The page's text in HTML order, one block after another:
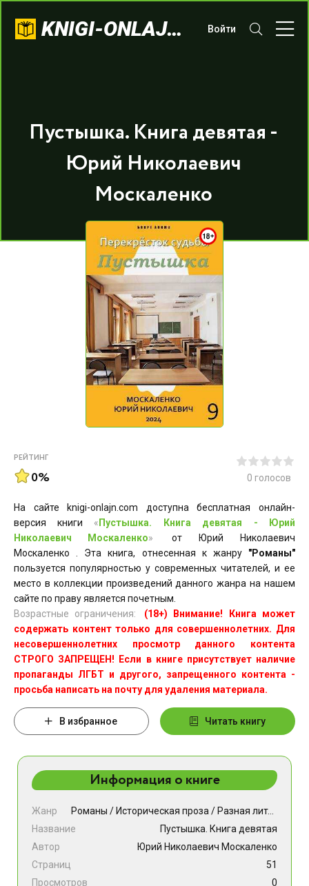
KNIGI-ONLAJN.COM Войти
Пустышка. Книга девятая -
Юрий Николаевич
Москаленко
РЕЙТИНГ
0% 0 голосов
На сайте knigi-onlajn.com доступна бесплатная онлайн-
версия книги « Пустышка. Книга девятая - Юрий
Николаевич Москаленко»
от Юрий Николаевич
Москаленко . Эта книга, отнесенная к жанру "Романы"
пользуется популярностью у современных читателей, и ее
место в коллекции произведений данного жанра на нашем
сайте по праву является почетным.
Возрастные ограничения:
(18+) Внимание! Книга может
содержать контент только для совершеннолетних. Для
несовершеннолетних просмотр данного контента
СТРОГО ЗАПРЕЩЕН! Если в книге присутствует наличие
пропаганды ЛГБТ и другого, запрещенного контента -
просьба написать на почту для удаления материала.
В избранное Читать книгу
Информация о книге
Жанр Романы / Историческая проза / Разная литература
Название
Пустышка. Книга девятая
Автор
Юрий Николаевич Москаленко
Страниц
51
Просмотров
0